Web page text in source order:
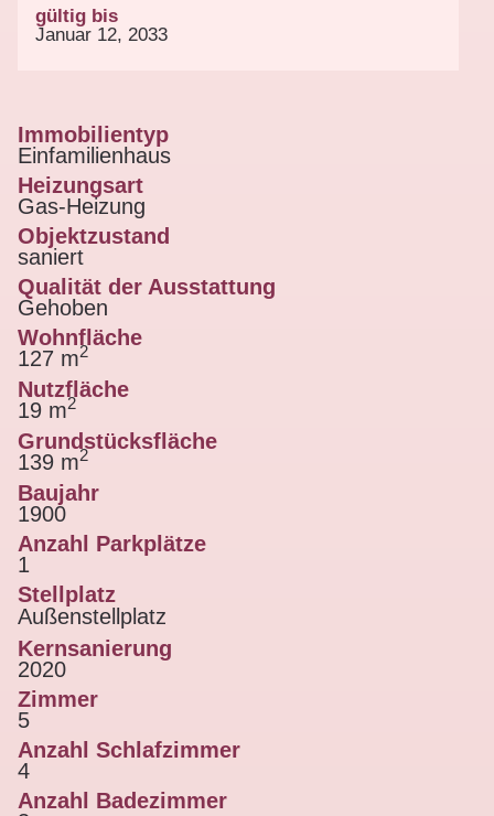
gültig bis
Januar 12, 2033
Immobilientyp
Einfamilienhaus
Heizungsart
Gas-Heizung
Objektzustand
saniert
Qualität der Ausstattung
Gehoben
Wohnfläche
127 m2
Nutzfläche
19 m2
Grundstücksfläche
139 m2
Baujahr
1900
Anzahl Parkplätze
1
Stellplatz
Außenstellplatz
Kernsanierung
2020
Zimmer
5
Anzahl Schlafzimmer
4
Anzahl Badezimmer